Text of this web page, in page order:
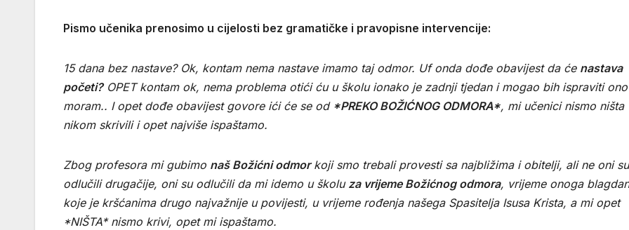
Pismo učenika prenosimo u cijelosti bez gramatičke i pravopisne intervencije:
15 dana bez nastave? Ok, kontam nema nastave imamo taj odmor. Uf onda dođe obavijest da će nastava
početi?OPET kontam ok, nema problema otići ću u školu ionako je zadnji tjedan i mogao bih ispraviti
moram.. I opet dođe obavijest govore ići će se od *PREKO BOŽIĆNOG ODMORA*, mi učenici nismo ništa
nikom skrivili i opet najviše ispaštamo.
Zbog profesora mi gubimo naš Božićni odmorkoji smo trebali provesti sa najbližima i obitelji, ali ne oni su
odlučili drugačije, oni su odlučili da mi idemo u školu za vrijeme Božićnog odmora, vrijeme onoga
koje je kršćanima drugo najvažnije u povijesti, u vrijeme rođenja našega Spasitelja Isusa Krista, a mi opet
*NIŠTA* nismo krivi, opet mi ispaštamo.